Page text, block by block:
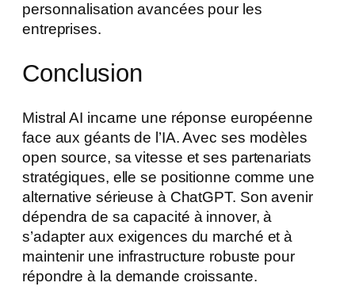
personnalisation avancées pour les
entreprises.
Conclusion
Mistral AI incarne une réponse européenne
face aux géants de l’IA. Avec ses modèles
open source, sa vitesse et ses partenariats
stratégiques, elle se positionne comme une
alternative sérieuse à ChatGPT. Son avenir
dépendra de sa capacité à innover, à
s’adapter aux exigences du marché et à
maintenir une infrastructure robuste pour
répondre à la demande croissante.